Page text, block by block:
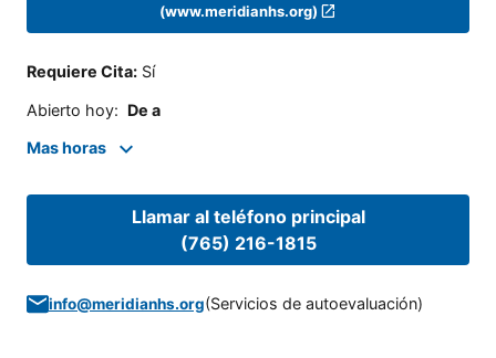
(www.meridianhs.org)
Requiere Cita: Sí
Abierto hoy: De a
Mas horas
Llamar al teléfono principal
(765) 216-1815
info@meridianhs.org(Servicios de autoevaluación)